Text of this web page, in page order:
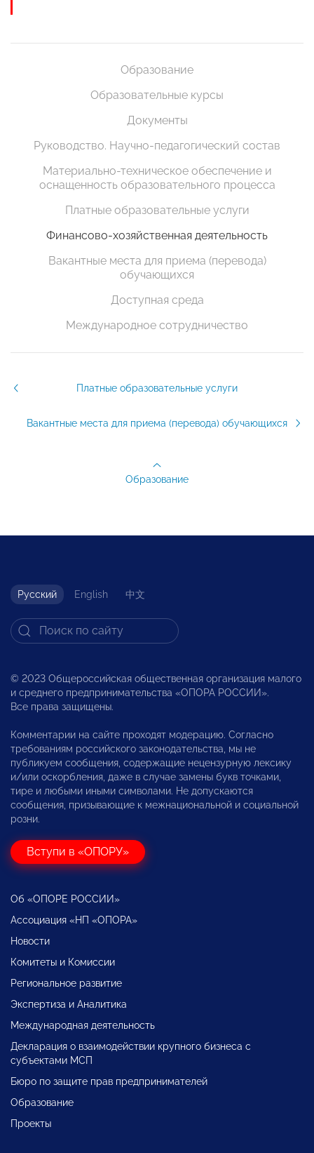
Образование
Образовательные курсы
Документы
Руководство. Научно-педагогический состав
Материально-техническое обеспечение и
оснащенность образовательного процесса
Платные образовательные услуги
Финансово-хозяйственная деятельность
Вакантные места для приема (перевода)
обучающихся
Доступная среда
Международное сотрудничество
Платные образовательные услуги
Вакантные места для приема (перевода) обучающихся
Образование
Русский English 中文
© 2023 Общероссийская общественная организация малого
и среднего предпринимательства «ОПОРА РОССИИ».
Все права защищены.
Комментарии на сайте проходят модерацию. Согласно
требованиям российского законодательства, мы не
публикуем сообщения, содержащие нецензурную лексику
и/или оскорбления, даже в случае замены букв точками,
тире и любыми иными символами. Не допускаются
сообщения, призывающие к межнациональной и социальной
розни.
Вступи в «ОПОРУ»
Об «ОПОРЕ РОССИИ»
Ассоциация «НП «ОПОРА»
Новости
Комитеты и Комиссии
Региональное развитие
Экспертиза и Аналитика
Международная деятельность
Декларация о взаимодействии крупного бизнеса с
субъектами МСП
Бюро по защите прав предпринимателей
Образование
Проекты